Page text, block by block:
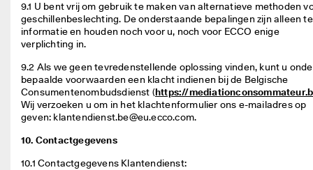
9.1 U bent vrij om gebruik te maken van alternatieve methoden
geschillenbeslechting. De onderstaande bepalingen zijn alleen
informatie en houden noch voor u, noch voor ECCO enige
verplichting in.
9.2 Als we geen tevredenstellende oplossing vinden, kunt u
bepaalde voorwaarden een klacht indienen bij de Belgische
Consumentenombudsdienst (https://
Wij verzoeken u om in het klachtenformulier ons e-mailadres op
geven: klantendienst.be@eu.ecco.com.
10. Contactgegevens
10.1 Contactgegevens Klantendienst: